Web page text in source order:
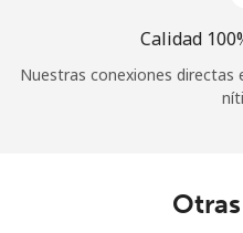
Calidad
Nuestras conexiones directas